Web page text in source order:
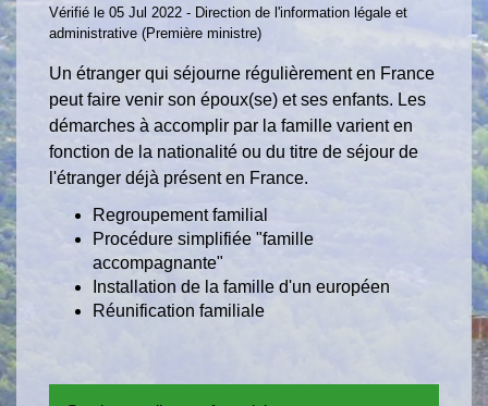
Vérifié le 05 Jul 2022 - Direction de l'information légale et
administrative (Première ministre)
Un étranger qui séjourne régulièrement en France
peut faire venir son époux(se) et ses enfants. Les
démarches à accomplir par la famille varient en
fonction de la nationalité ou du titre de séjour de
l'étranger déjà présent en France.
Regroupement familial
Procédure simplifiée "famille
accompagnante"
Installation de la famille d'un européen
Réunification familiale